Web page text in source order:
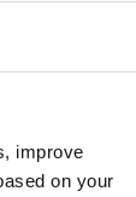
improve
on your